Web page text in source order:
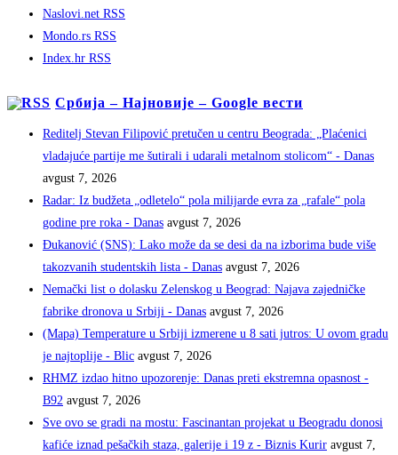
Naslovi.net RSS
Mondo.rs RSS
Index.hr RSS
Србија – Најновије – Google вести
Reditelj Stevan Filipović pretučen u centru Beograda: „Plaćenici
vladajuće partije me šutirali i udarali metalnom stolicom“ - Danas
avgust 7, 2026
Radar: Iz budžeta „odletelo“ pola milijarde evra za „rafale“ pola
godine pre roka - Danas avgust 7, 2026
Đukanović (SNS): Lako može da se desi da na izborima bude više
takozvanih studentskih lista - Danas avgust 7, 2026
Nemački list o dolasku Zelenskog u Beograd: Najava zajedničke
fabrike dronova u Srbiji - Danas avgust 7, 2026
(Mapa) Temperature u Srbiji izmerene u 8 sati jutros: U ovom gradu
je najtoplije - Blic avgust 7, 2026
RHMZ izdao hitno upozorenje: Danas preti ekstremna opasnost -
B92 avgust 7, 2026
Sve ovo se gradi na mostu: Fascinantan projekat u Beogradu donosi
kafiće iznad pešačkih staza, galerije i 19 z - Biznis Kurir avgust 7,